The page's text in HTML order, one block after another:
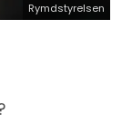
Rymdstyrelsen